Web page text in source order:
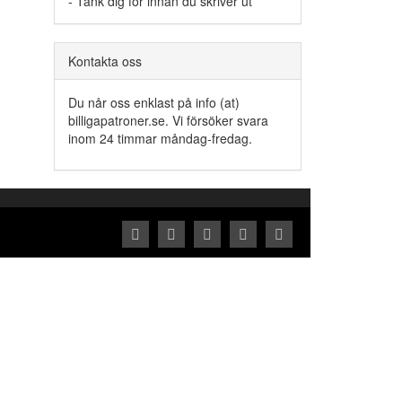
Kontakta oss
Du når oss enklast på info (at)
billigapatroner.se. Vi försöker svara
inom 24 timmar måndag-fredag.